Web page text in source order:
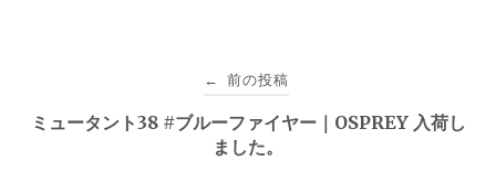
稿
← 前の投稿
ミュータント38 #ブルーファイヤー｜OSPREY 入荷し
ました。